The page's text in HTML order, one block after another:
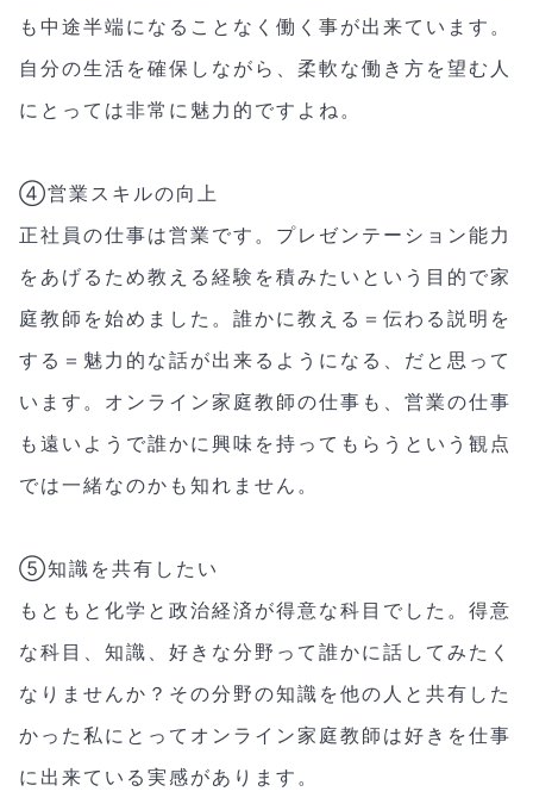
も中途半端になることなく働く事が出来ています。
自分の生活を確保しながら、柔軟な働き方を望む人
にとっては非常に魅力的ですよね。
④営業スキルの向上
正社員の仕事は営業です。プレゼンテーション能力
をあげるため教える経験を積みたいという目的で家
庭教師を始めました。誰かに教える＝伝わる説明を
する＝魅力的な話が出来るようになる、だと思って
います。オンライン家庭教師の仕事も、営業の仕事
も遠いようで誰かに興味を持ってもらうという観点
では一緒なのかも知れません。
⑤知識を共有したい
もともと化学と政治経済が得意な科目でした。得意
な科目、知識、好きな分野って誰かに話してみたく
なりませんか？その分野の知識を他の人と共有した
かった私にとってオンライン家庭教師は好きを仕事
に出来ている実感があります。